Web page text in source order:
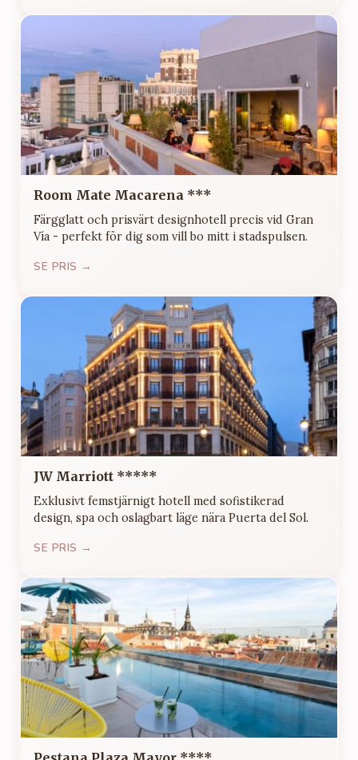
Room Mate Macarena ***
Färgglatt och prisvärt designhotell precis vid Gran
Vía - perfekt för dig som vill bo mitt i stadspulsen.
SE PRIS →
JW Marriott *****
Exklusivt femstjärnigt hotell med sofistikerad
design, spa och oslagbart läge nära Puerta del Sol.
SE PRIS →